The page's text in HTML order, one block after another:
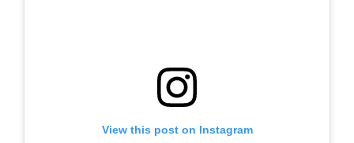
View this post on Instagram